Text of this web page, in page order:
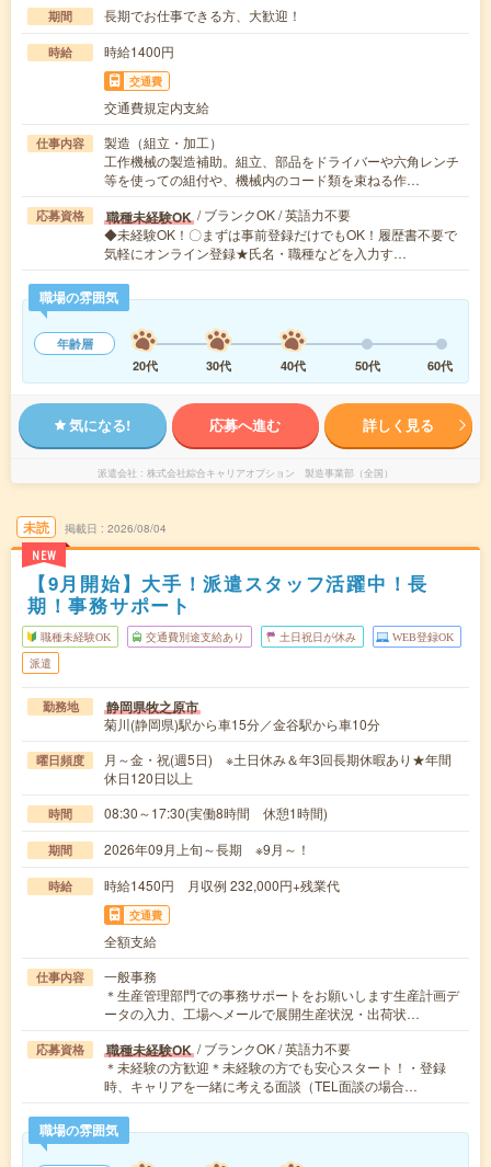
期間 長期でお仕事できる方、大歓迎！
時給 時給1400円
交通費
交通費規定内支給
仕事内容
製造（組立・加工）
工作機械の製造補助。組立、部品をドライバーや六角レンチ
等を使っての組付や、機械内のコード類を束ねる作…
応募資格 職種未経験OK / ブランクOK / 英語力不要
◆未経験OK！〇まずは事前登録だけでもOK！履歴書不要で
気軽にオンライン登録★氏名・職種などを入力す…
職場の雰囲気
年齢層
20代
30代 40代 50代 60代
気になる! 応募へ進む 詳しく見る
派遣会社 株式会社綜合キャリアオプション 製造事業部（全国）
未読
NEW
掲載日 2026/08/04
【9月開始】大手！派遣スタッフ活躍中！長
期！事務サポート
職種未経験OK 交通費別途支給あり 土日祝日が休み WEB登録OK
派遣
勤務地 静岡県牧之原市
菊川(静岡県)駅から車15分／金谷駅から車10分
曜日頻度
月～金・祝(週5日) ※土日休み＆年3回長期休暇あり★年間
休日120日以上
時間 08:30～17:30(実働8時間 休憩1時間)
期間 2026年09月上旬～長期 ※9月～！
時給 時給1450円 月収例 232,000円+残業代
交通費
全額支給
仕事内容
一般事務
＊生産管理部門での事務サポートをお願いします生産計画デ
ータの入力、工場へメールで展開生産状況・出荷状…
応募資格 職種未経験OK / ブランクOK / 英語力不要
＊未経験の方歓迎＊未経験の方でも安心スタート！・登録
時、キャリアを一緒に考える面談（TEL面談の場合…
職場の雰囲気